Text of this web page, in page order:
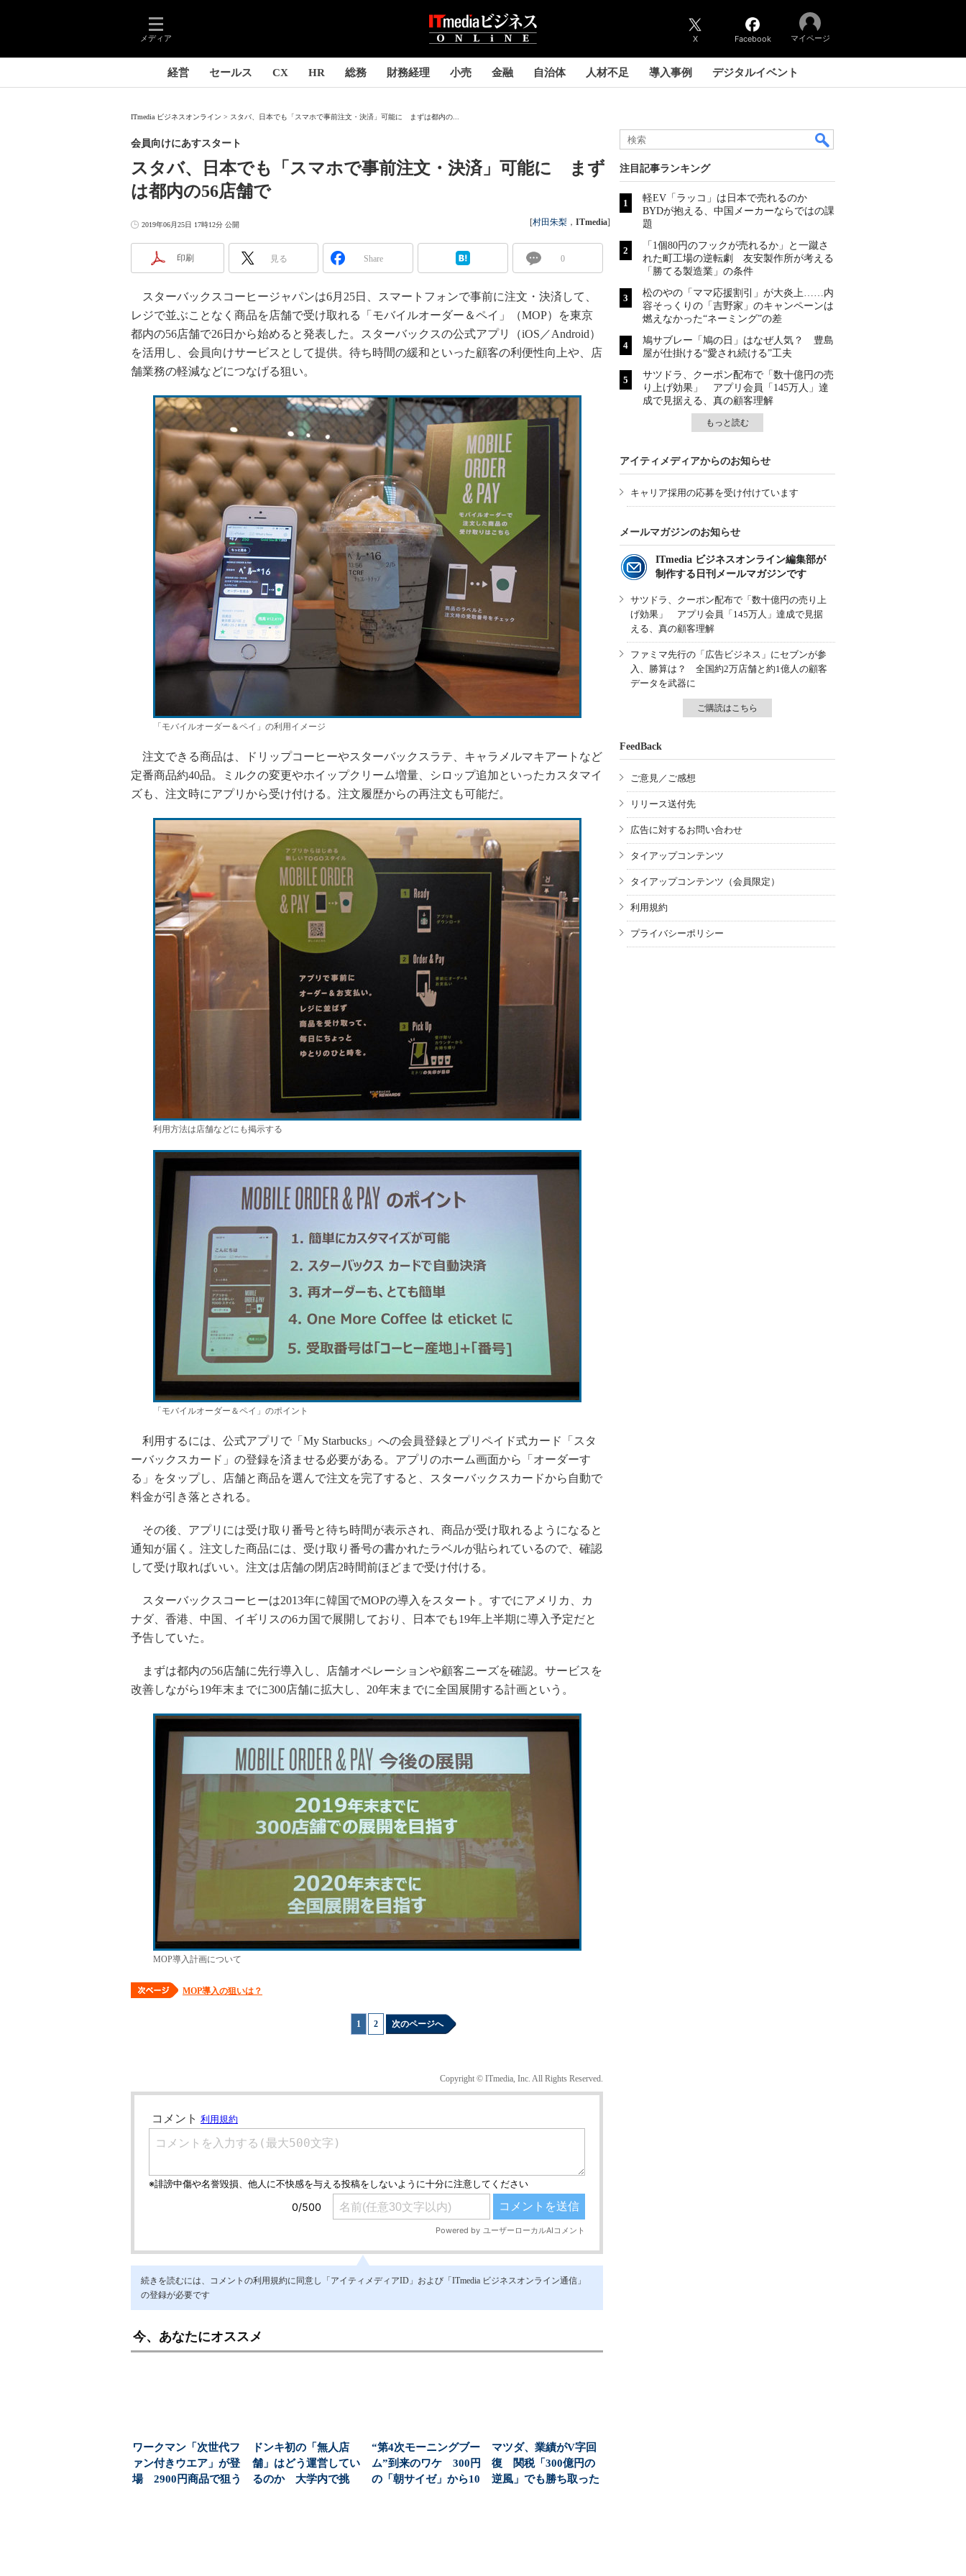
メディア X Facebook マイページ
経営 セールス CX HR 総務 財務経理 小売 金融 自治体 人材不足 導入事例 デジタルイベント
ITmedia ビジネスオンライン スタバ、日本でも「スマホで事前注文・決済」可能に まずは都内の...
スタバ、日本でも「スマホで事前注文・決済」可能に まず
は都内の56店舗で
会員向けにあすスタート
2019年06月25日 17時12分 公開 [村田朱梨 ， ITmedia]
印刷 見る Share 0
スターバックスコーヒージャパンは6月25日、スマートフォンで事前に注文・決済して、
レジで並ぶことなく商品を店舗で受け取れる「モバイルオーダー＆ペイ」（MOP）を東京
都内の56店舗で26日から始めると発表した。スターバックスの公式アプリ（iOS／Android）
を活用し、会員向けサービスとして提供。待ち時間の緩和といった顧客の利便性向上や、店
舗業務の軽減などにつなげる狙い。
「モバイルオーダー＆ペイ」の利用イメージ
注文できる商品は、ドリップコーヒーやスターバックスラテ、キャラメルマキアートなど
定番商品約40品。ミルクの変更やホイップクリーム増量、シロップ追加といったカスタマイ
ズも、注文時にアプリから受け付ける。注文履歴からの再注文も可能だ。
利用方法は店舗などにも掲示する
「モバイルオーダー＆ペイ」のポイント
利用するには、公式アプリで「My Starbucks」への会員登録とプリペイド式カード「スタ
ーバックスカード」の登録を済ませる必要がある。アプリのホーム画面から「オーダーす
る」をタップし、店舗と商品を選んで注文を完了すると、スターバックスカードから自動で
料金が引き落とされる。
その後、アプリには受け取り番号と待ち時間が表示され、商品が受け取れるようになると
通知が届く。注文した商品には、受け取り番号の書かれたラベルが貼られているので、確認
して受け取ればいい。注文は店舗の閉店2時間前ほどまで受け付ける。
スターバックスコーヒーは2013年に韓国でMOPの導入をスタート。すでにアメリカ、カ
ナダ、香港、中国、イギリスの6カ国で展開しており、日本でも19年上半期に導入予定だと
予告していた。
まずは都内の56店舗に先行導入し、店舗オペレーションや顧客ニーズを確認。サービスを
改善しながら19年末までに300店舗に拡大し、20年末までに全国展開する計画という。
MOP導入計画について
MOP導入の狙いは？
1 2 次のページへ
Copyright © ITmedia, Inc. All Rights Reserved.
続きを読むには、コメントの利用規約に同意し「アイティメディアID」および「ITmedia ビジネスオンライン通信」
の登録が必要です
今、あなたにオススメ
ワークマン「次世代フ
ァン付きウエア」が登
場 2900円商品で狙う
ドンキ初の「無人店
舗」はどう運営してい
るのか 大学内で挑
“第4次モーニングブー
ム”到来のワケ 300円
の「朝サイゼ」から10
マツダ、業績がV字回
復 関税「300億円の
逆風」でも勝ち取った
注目記事ランキング
軽EV「ラッコ」は日本で売れるのか
BYDが抱える、中国メーカーならではの課
題
「1個80円のフックが売れるか」と一蹴さ
れた町工場の逆転劇 友安製作所が考える
「勝てる製造業」の条件
松のやの「ママ応援割引」が大炎上……内
容そっくりの「吉野家」のキャンペーンは
燃えなかった“ネーミング”の差
鳩サブレー「鳩の日」はなぜ人気？ 豊島
屋が仕掛ける“愛され続ける”工夫
サツドラ、クーポン配布で「数十億円の売
り上げ効果」 アプリ会員「145万人」達
成で見据える、真の顧客理解
もっと読む
アイティメディアからのお知らせ
キャリア採用の応募を受け付けています
メールマガジンのお知らせ
ITmedia ビジネスオンライン編集部が
制作する日刊メールマガジンです
サツドラ、クーポン配布で「数十億円の売り上
げ効果」 アプリ会員「145万人」達成で見据
える、真の顧客理解
ファミマ先行の「広告ビジネス」にセブンが参
入、勝算は？ 全国約2万店舗と約1億人の顧客
データを武器に
ご購読はこちら
FeedBack
ご意見／ご感想
リリース送付先
広告に対するお問い合わせ
タイアップコンテンツ
タイアップコンテンツ（会員限定）
利用規約
プライバシーポリシー